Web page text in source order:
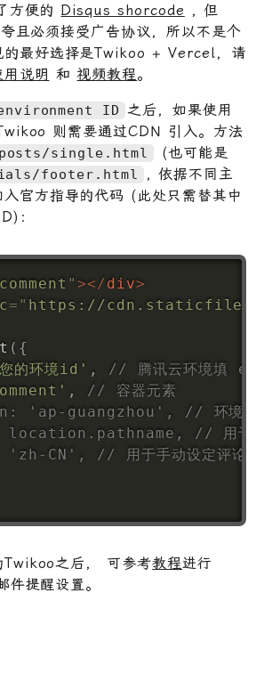
方便的 Disqus shorcode , 但
且必须接受广告协议，所以不是个
的最好选择是Twikoo + Vercel，请
用说明 和视频教程。
ID 之后，如果使用
则需要通过CDN 引入。方法
single.html (也可能是
footer.html
, 依据不同主
官方指导的代码 (此处只需替其中
：
"></div>
= " https://
( {
的环境id' ,
// 腾讯云环境填
,
// 容器元素
guangzhou', // 环境地域，
// 用于区分不
CN', // 用于手动设定评
Twikoo之后， 可参考教程进行
提醒设置。